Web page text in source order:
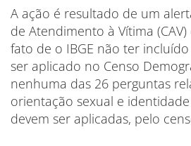
A ação é resultado de um
de Atendimento à Vítima
fato de o IBGE não ter
ser aplicado no Censo
nenhuma das 26 perguntas
orientação sexual e
devem ser aplicadas, pelo